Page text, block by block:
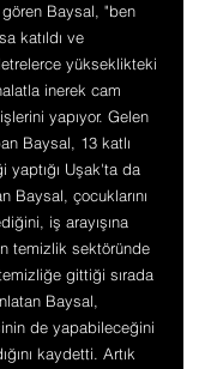
gören Baysal, "ben
katıldı ve
yükseklikteki
inerek cam
yapıyor. Gelen
Baysal, 13 katlı
yaptığı Uşak'ta da
Baysal, çocuklarını
iş arayışına
temizlik sektöründe
gittiği sırada
Baysal,
de yapabileceğini
kaydetti. Artık